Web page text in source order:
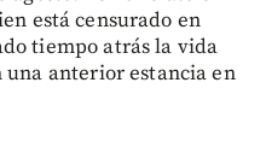
está censurado en
tiempo atrás la vida
anterior estancia en